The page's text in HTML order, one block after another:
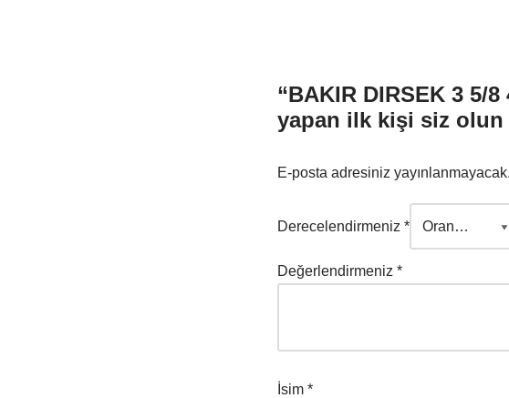
“BAKIR DIRSEK 3 5/
yapan ilk kişi siz olun
E-posta adresiniz yayınlanmayacak.
Derecelendirmeniz *
Değerlendirmeniz *
İsim *